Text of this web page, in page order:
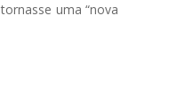
uma “nova